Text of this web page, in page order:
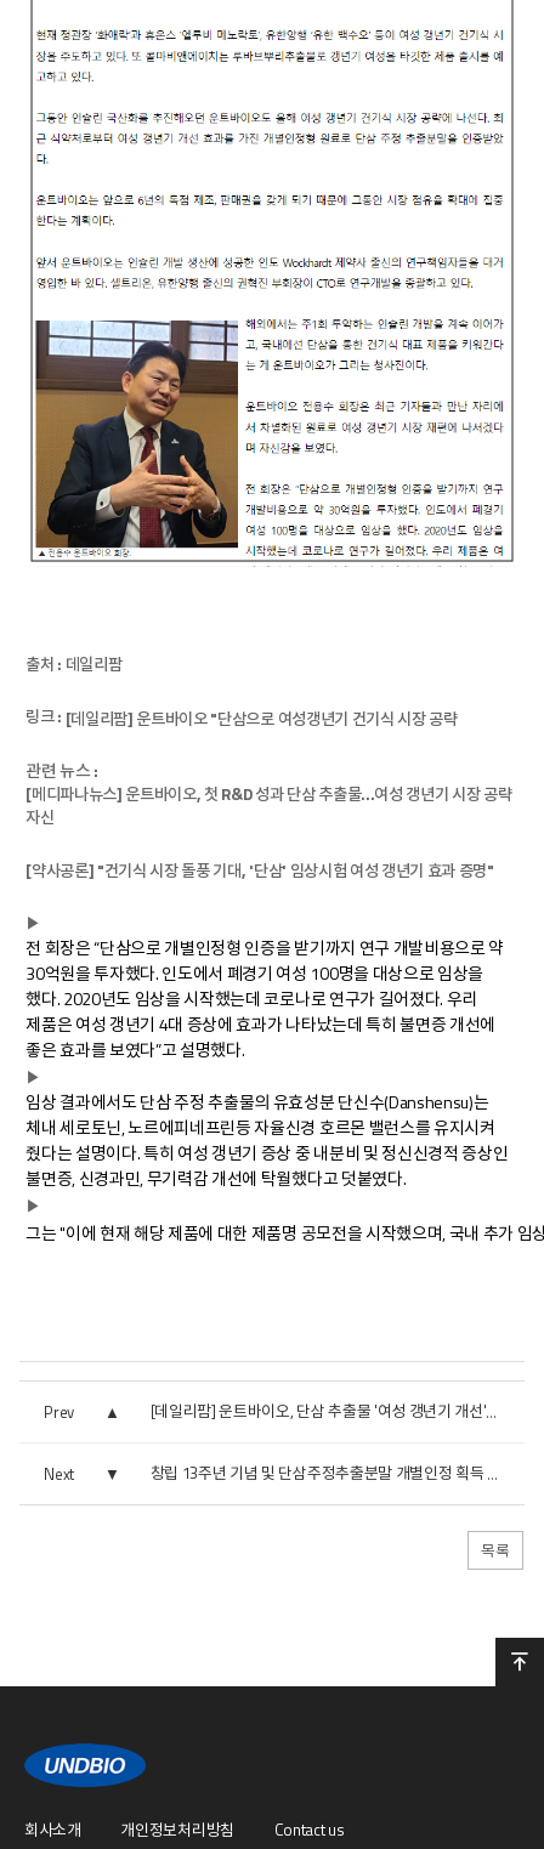
출처 : 데일리팜
링크 : [데일리팜] 운트바이오 "단삼으로 여성갱년기 건기식 시장 공략
관련 뉴스 :
[메디파나뉴스] 운트바이오, 첫 R&D 성과 단삼 추출물...여성 갱년기 시장 공략
자신
[약사공론] "건기식 시장 돌풍 기대, '단삼' 임상시험 여성 갱년기 효과 증명"
▶
전 회장은 “단삼으로 개별인정형 인증을 받기까지 연구 개발비용으로 약
30억원을 투자했다. 인도에서 폐경기 여성 100명을 대상으로 임상을
했다. 2020년도 임상을 시작했는데 코로나로 연구가 길어졌다. 우리
제품은 여성 갱년기 4대 증상에 효과가 나타났는데 특히 불면증 개선에
좋은 효과를 보였다”고 설명했다.
▶
임상 결과에서도 단삼 주정 추출물의 유효성분 단신수(Danshensu)는
체내 세로토닌, 노르에피네프린등 자율신경 호르몬 밸런스를 유지시켜
줬다는 설명이다. 특히 여성 갱년기 증상 중 내분비 및 정신신경적 증상인
불면증, 신경과민, 무기력감 개선에 탁월했다고 덧붙였다.
▶
그는 "이에 현재 해당 제품에 대한 제품명 공모전을 시작했으며, 국내 추가
Prev [데일리팜] 운트바이오, 단삼 추출물 '여성 갱년기 개선' 개...
Next 창립 13주년 기념 및 단삼주정추출분말 개별인정 획득 감사...
목록
회사소개 개인정보처리방침 Contact us